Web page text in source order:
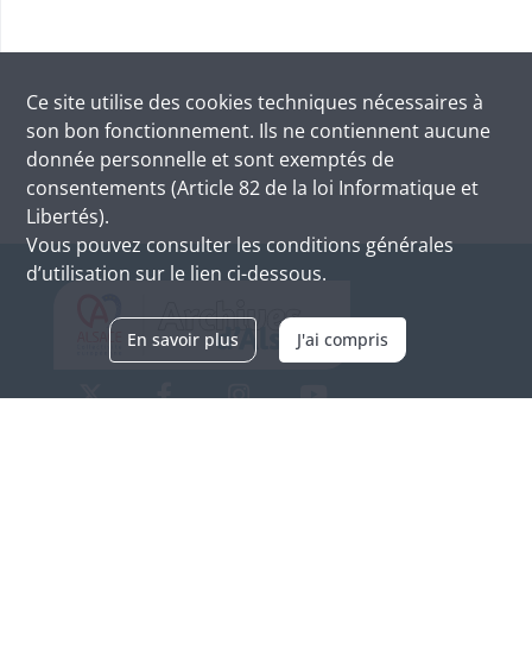
Ce site utilise des cookies techniques nécessaires à
son bon fonctionnement. Ils ne contiennent aucune
donnée personnelle et sont exemptés de
consentements (Article 82 de la loi Informatique et
Libertés).
Vous pouvez consulter les conditions générales
d’utilisation sur le lien ci-dessous.
En savoir plus J'ai compris